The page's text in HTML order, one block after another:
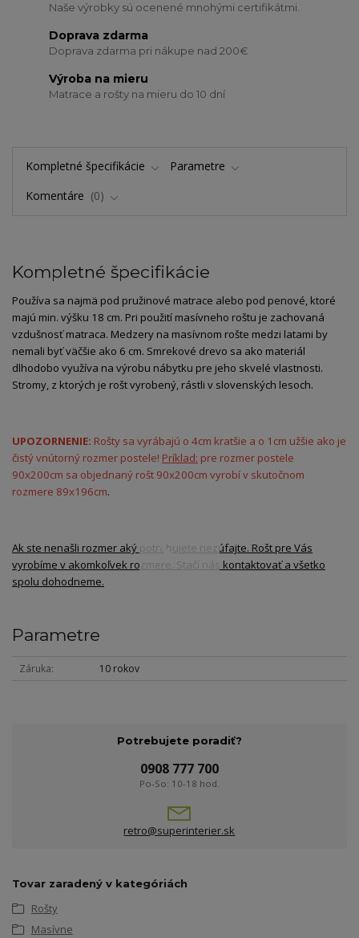
Naše výrobky sú ocenené mnohými certifikátmi.
Doprava zdarma
Doprava zdarma pri nákupe nad 200€
Výroba na mieru
Matrace a rošty na mieru do 10 dní
Kompletné špecifikácie
Parametre
Komentáre
0
Kompletné špecifikácie
Používa sa najmä pod pružinové matrace alebo pod penové, ktoré
majú min. výšku 18 cm. Pri použití masívneho roštu je zachovaná
vzdušnosť matraca. Medzery na masívnom rošte medzi latami by
nemali byť väčšie ako 6 cm. Smrekové drevo sa ako materiál
dlhodobo využíva na výrobu nábytku pre jeho skvelé vlastnosti.
Stromy, z ktorých je rošt vyrobený, rástli v slovenských lesoch.
UPOZORNENIE: Rošty sa vyrábajú o 4cm kratšie a o 1cm užšie ako je
čistý vnútorný rozmer postele! Príklad: pre rozmer postele
90x200cm sa objednaný rošt 90x200cm vyrobí v skutočnom
rozmere 89x196cm.
Ak ste nenašli rozmer aký potrebujete nezúfajte. Rošt pre Vás
vyrobíme v akomkoľvek rozmere. Stačí nás kontaktovať a všetko
spolu dohodneme.
Parametre
Záruka 10 rokov
Potrebujete poradiť?
0908 777 700
Po-So: 10-18 hod.
retro@superinterier.sk
Tovar zaradený v kategóriách
Rošty
Masívne